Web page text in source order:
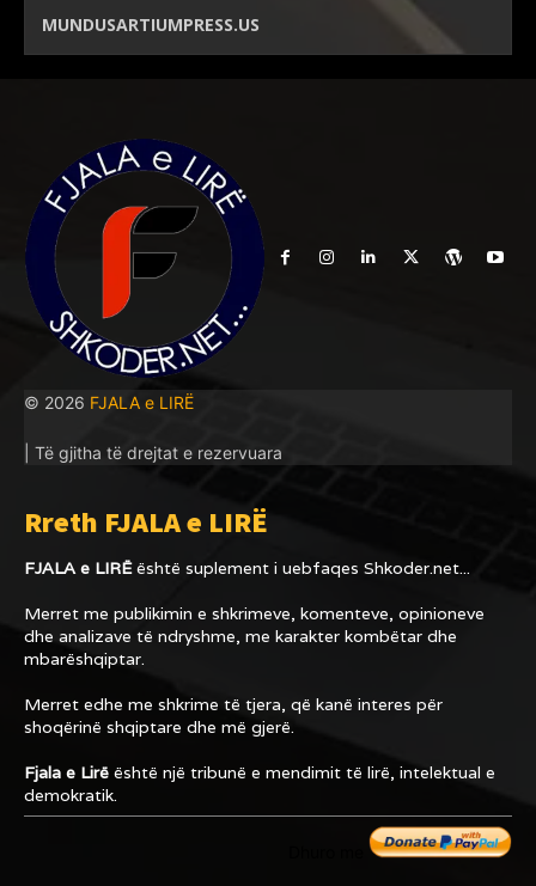
MUNDUSARTIUMPRESS.US
© 2026 FJALA e LIRË
| Të gjitha të drejtat e rezervuara
Rreth FJALA e LIRË
FJALA e LIRËështë suplement i uebfaqes Shkoder.net...
Merret me publikimin e shkrimeve, komenteve, opinioneve
dhe analizave të ndryshme, me karakter kombëtar dhe
mbarëshqiptar.
Merret edhe me shkrime të tjera, që kanë interes për
shoqërinë shqiptare dhe më gjerë.
Fjala e Lirë është një tribunë e mendimit të lirë, intelektual e
demokratik.